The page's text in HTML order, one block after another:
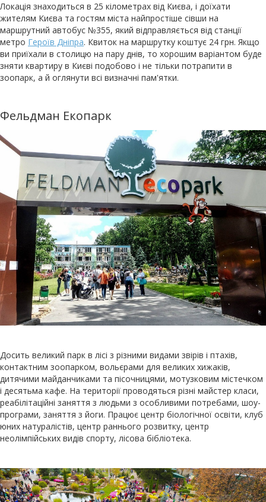
Локація знаходиться в 25 кілометрах від Києва, і доїхати
жителям Києва та гостям міста найпростіше сівши на
маршрутний автобус №355, який відправляється від станції
метро Героїв Дніпра. Квиток на маршрутку коштує 24 грн. Якщо
ви приїхали в столицю на пару днів, то хорошим варіантом буде
зняти квартиру в Києві подобово і не тільки потрапити в
зоопарк, а й оглянути всі визначні пам'ятки.
Фельдман Екопарк
Досить великий парк в лісі з різними видами звірів і птахів,
контактним зоопарком, вольєрами для великих хижаків,
дитячими майданчиками та пісочницями, мотузковим містечком
і десятьма кафе. На території проводяться різні майстер класи,
реабілітаційні заняття з людьми з особливими потребами, шоу-
програми, заняття з йоги. Працює центр біологічної освіти, клуб
юних натуралістів, центр раннього розвитку, центр
неолімпійських видів спорту, лісова бібліотека.